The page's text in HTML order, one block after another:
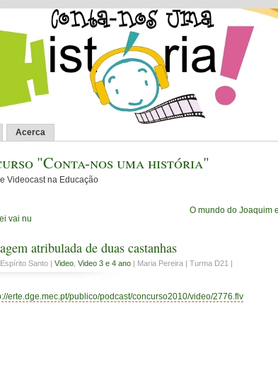
Acerca
"Conta-nos uma história"
Videocast na Educação
vai nu
O mundo do Joaquim
atribulada de duas castanhas
Santo | Video Video 3 e 4 ano | Maria Pereira | Turma D21 |
erte.dge.mec.pt/publico/podcast/concurso2010/video/2776.flv